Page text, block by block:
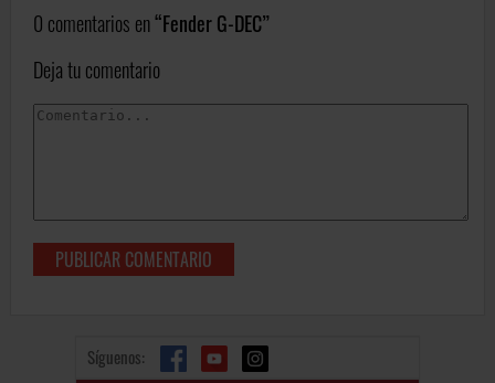
0 comentarios en Fender G-DEC
Deja tu comentario
Síguenos: